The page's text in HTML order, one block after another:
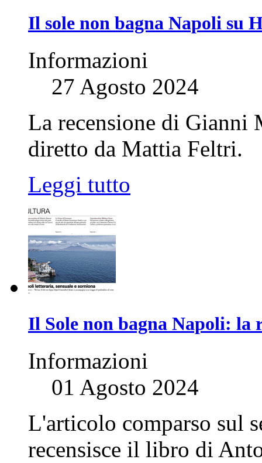
Il sole non bagna Napoli su
Informazioni
27 Agosto 2024
La recensione di Gianni
diretto da Mattia Feltri.
Leggi tutto
Il Sole non bagna Napoli: la
Informazioni
01 Agosto 2024
L'articolo comparso sul
recensisce il libro di